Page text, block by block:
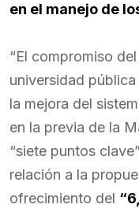
en el manejo de
“El compromiso
universidad
la mejora del
en la previa de la
“siete puntos
relación a la
ofrecimiento del